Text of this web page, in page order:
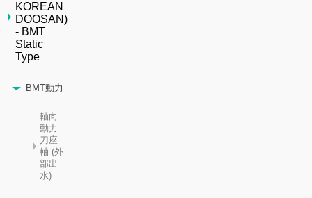
KOREAN
DOOSAN)
- BMT
Static
Type
BMT動力
軸向
動力
刀座
軸 (外
部出
水)